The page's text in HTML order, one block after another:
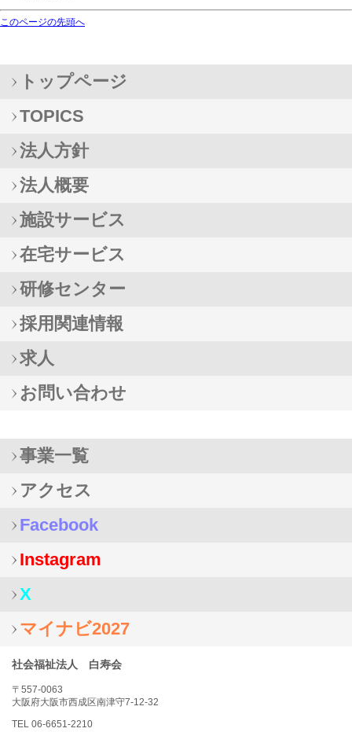
このページの先頭へ
トップページ
TOPICS
法人方針
法人概要
施設サービス
在宅サービス
研修センター
採用関連情報
求人
お問い合わせ
事業一覧
アクセス
Facebook
Instagram
X
マイナビ2027
社会福祉法人 白寿会
〒557-0063
大阪府大阪市西成区南津守7-12-32
TEL 06-6651-2210